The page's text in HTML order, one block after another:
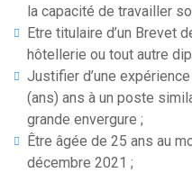
la capacité de travailler
Etre titulaire d’un Brevet
hôtellerie ou tout autre
Justifier d’une
(ans) ans à un poste
grande envergure ;
Être âgée de 25 ans au
décembre 2021 ;